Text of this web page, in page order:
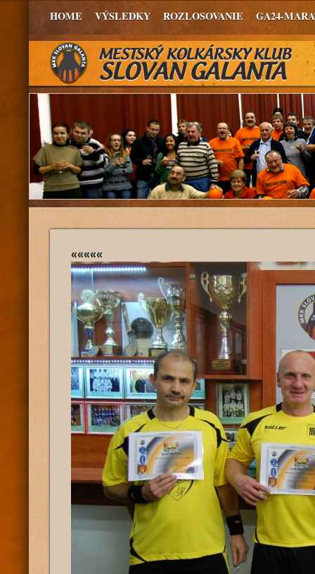
HOME VÝSLEDKY ROZLOSOVANIE GA24-
«««««